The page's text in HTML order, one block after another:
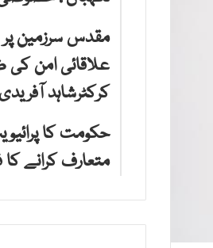
مقدس سرزمین پر
علاقائی امن
کرکٹرشاہد آفریدی
حکومت کا
متعارف کرانے